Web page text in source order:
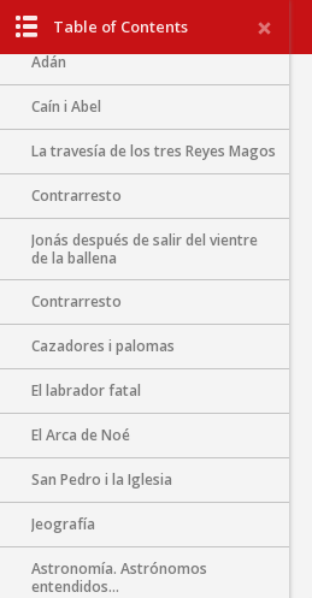
Table of Contents
Un sueño penoso
Adán
Caín i Abel
La travesía de los tres Reyes Magos
Contrarresto
Jonás después de salir del vientre
de la ballena
Contrarresto
Cazadores i palomas
El labrador fatal
El Arca de Noé
San Pedro i la Iglesia
Jeografía
Astronomía. Astrónomos
entendidos...